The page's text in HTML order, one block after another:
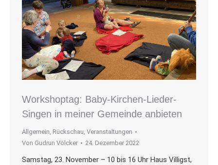
Workshoptag: Baby-Kirchen-Lieder-
Singen in meiner Gemeinde anbieten
Allgemein, Rückschau, Veranstaltungen
Von Gudrun Völcker 24. Dezember 2022
Samstag, 23. November – 10 bis 16 Uhr Haus Villigst,